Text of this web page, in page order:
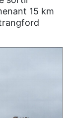
15 km